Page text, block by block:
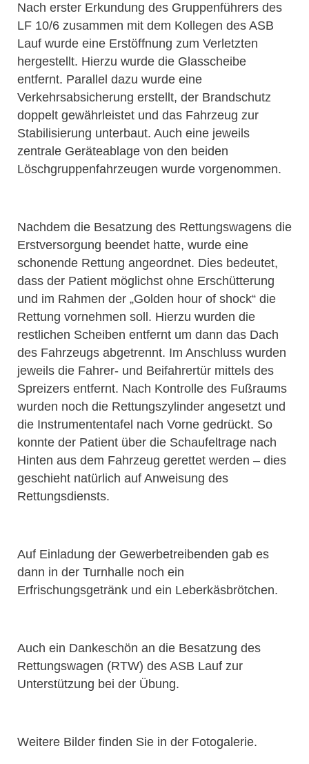
Nach erster Erkundung des Gruppenführers des
LF 10/6 zusammen mit dem Kollegen des ASB
Lauf wurde eine Erstöffnung zum Verletzten
hergestellt. Hierzu wurde die Glasscheibe
entfernt. Parallel dazu wurde eine
Verkehrsabsicherung erstellt, der Brandschutz
doppelt gewährleistet und das Fahrzeug zur
Stabilisierung unterbaut. Auch eine jeweils
zentrale Geräteablage von den beiden
Löschgruppenfahrzeugen wurde vorgenommen.
Nachdem die Besatzung des Rettungswagens die
Erstversorgung beendet hatte, wurde eine
schonende Rettung angeordnet. Dies bedeutet,
dass der Patient möglichst ohne Erschütterung
und im Rahmen der „Golden hour of shock“ die
Rettung vornehmen soll. Hierzu wurden die
restlichen Scheiben entfernt um dann das Dach
des Fahrzeugs abgetrennt. Im Anschluss wurden
jeweils die Fahrer- und Beifahrertür mittels des
Spreizers entfernt. Nach Kontrolle des Fußraums
wurden noch die Rettungszylinder angesetzt und
die Instrumententafel nach Vorne gedrückt. So
konnte der Patient über die Schaufeltrage nach
Hinten aus dem Fahrzeug gerettet werden – dies
geschieht natürlich auf Anweisung des
Rettungsdiensts.
Auf Einladung der Gewerbetreibenden gab es
dann in der Turnhalle noch ein
Erfrischungsgetränk und ein Leberkäsbrötchen.
Auch ein Dankeschön an die Besatzung des
Rettungswagen (RTW) des ASB Lauf zur
Unterstützung bei der Übung.
Weitere Bilder finden Sie in der Fotogalerie.